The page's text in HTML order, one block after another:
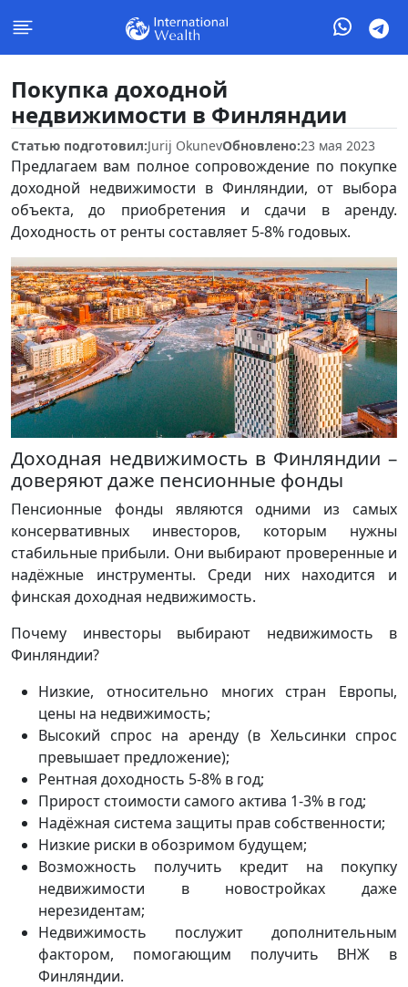
Покупка доходной
недвижимости в Финляндии
Статью подготовил:Jurij OkunevОбновлено:23 мая 2023
Предлагаем вам полное сопровождение по покупке
доходной недвижимости в Финляндии, от выбора
объекта, до приобретения и сдачи в аренду.
Доходность от ренты составляет 5-8% годовых.
Доходная недвижимость в Финляндии –
доверяют даже пенсионные фонды
Пенсионные фонды являются одними из самых
консервативных инвесторов, которым нужны
стабильные прибыли. Они выбирают проверенные и
надёжные инструменты. Среди них находится и
финская доходная недвижимость.
Почему инвесторы выбирают недвижимость в
Финляндии?
Низкие, относительно многих стран Европы,
цены на недвижимость;
Высокий спрос на аренду (в Хельсинки спрос
превышает предложение);
Рентная доходность 5-8% в год;
Прирост стоимости самого актива 1-3% в год;
Надёжная система защиты прав собственности;
Низкие риски в обозримом будущем;
Возможность получить кредит на покупку
недвижимости в новостройках даже
нерезидентам;
Недвижимость послужит дополнительным
фактором, помогающим получить ВНЖ в
Финляндии.